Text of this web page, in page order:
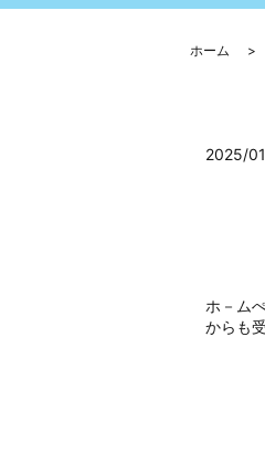
ホーム
2025/
ホ－ム
からも